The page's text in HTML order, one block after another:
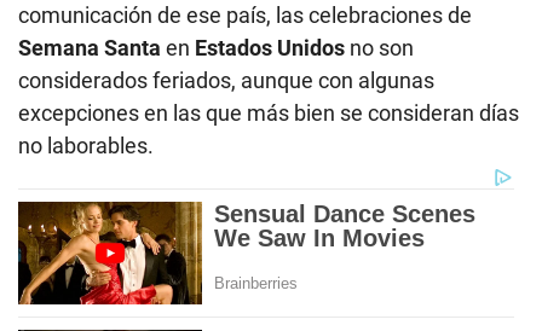
comunicación de ese país, las celebraciones de
Semana Santa en Estados Unidos no son
considerados feriados, aunque con algunas
excepciones en las que más bien se consideran días
no laborables.